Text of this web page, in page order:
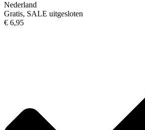
Nederland
Gratis, SALE uitgesloten
€ 6,95